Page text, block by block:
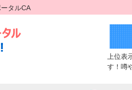
タルCA
上位
す！噂